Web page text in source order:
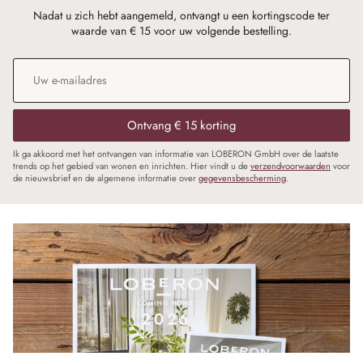
Nadat u zich hebt aangemeld, ontvangt u een kortingscode ter
waarde van € 15 voor uw volgende bestelling.
E-mailadres*
Ontvang € 15 korting
Ik ga akkoord met het ontvangen van informatie van LOBERON GmbH over de laatste
trends op het gebied van wonen en inrichten. Hier vindt u deverzendvoorwaarden voor
de nieuwsbrief en de algemene informatie overgegevensbescherming.